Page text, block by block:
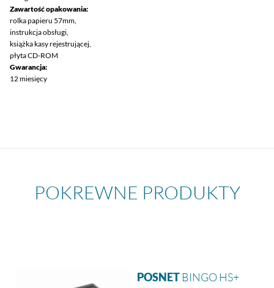
Zawartość opakowania:
rolka papieru 57mm,
instrukcja obsługi,
książka kasy rejestrującej,
płyta CD-ROM
Gwarancja:
12 miesięcy
POKREWNE PRODUKTY
POSNETBINGO HS+